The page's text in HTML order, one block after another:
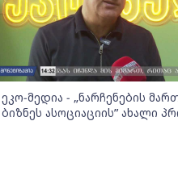
ეკო-მედია - „ნარჩენების
ბიზნეს ასოციაციის” ახალი